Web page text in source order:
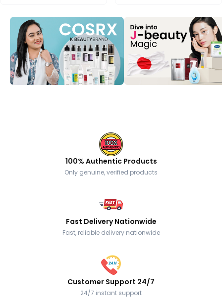
100% Authentic Products
Only genuine, verified products
Fast Delivery Nationwide
Fast, reliable delivery nationwide
Customer Support 24/7
24/7 instant support